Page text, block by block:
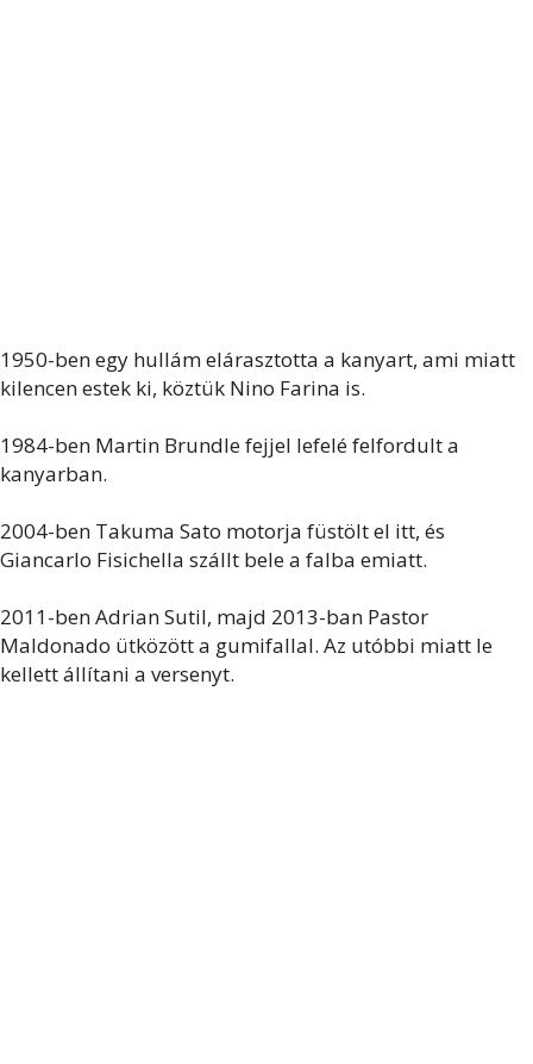
1950-ben egy hullám elárasztotta a kanyart, ami miatt
kilencen estek ki, köztük Nino Farina is.
1984-ben Martin Brundle fejjel lefelé felfordult a
kanyarban.
2004-ben Takuma Sato motorja füstölt el itt, és
Giancarlo Fisichella szállt bele a falba emiatt.
2011-ben Adrian Sutil, majd 2013-ban Pastor
Maldonado ütközött a gumifallal. Az utóbbi miatt le
kellett állítani a versenyt.